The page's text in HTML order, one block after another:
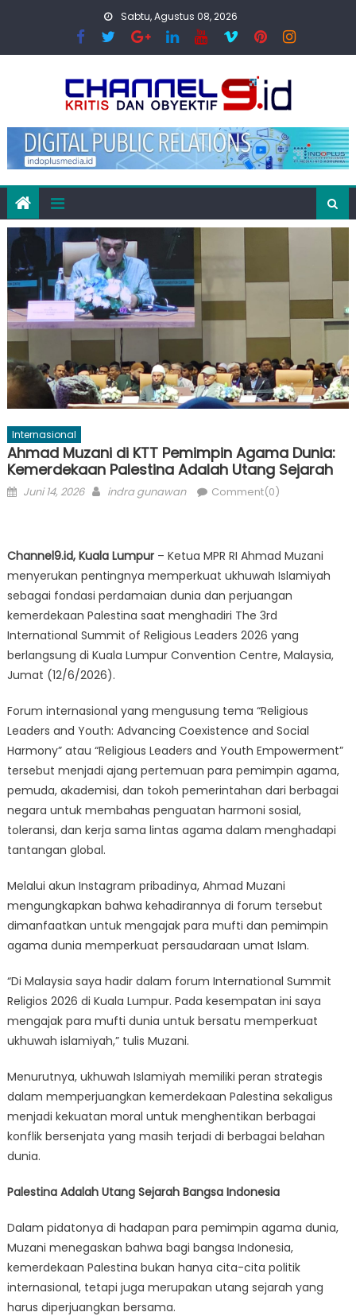
Sabtu, Agustus 08, 2026
Internasional
Ahmad Muzani di KTT Pemimpin Agama Dunia:
Kemerdekaan Palestina Adalah Utang Sejarah
Posted
Juni 14, 2026 Author
indra gunawan Comment(0)
Channel9.id, Kuala Lumpur– Ketua MPR RI Ahmad Muzani
menyerukan pentingnya memperkuat ukhuwah Islamiyah
sebagai fondasi perdamaian dunia dan perjuangan
kemerdekaan Palestina saat menghadiri The 3rd
International Summit of Religious Leaders 2026 yang
berlangsung di Kuala Lumpur Convention Centre, Malaysia,
Jumat (12/6/2026).
Forum internasional yang mengusung tema “Religious
Leaders and Youth: Advancing Coexistence and Social
Harmony” atau “Religious Leaders and Youth Empowerment”
tersebut menjadi ajang pertemuan para pemimpin agama,
pemuda, akademisi, dan tokoh pemerintahan dari berbagai
negara untuk membahas penguatan harmoni sosial,
toleransi, dan kerja sama lintas agama dalam menghadapi
tantangan global.
Melalui akun Instagram pribadinya, Ahmad Muzani
mengungkapkan bahwa kehadirannya di forum tersebut
dimanfaatkan untuk mengajak para mufti dan pemimpin
agama dunia memperkuat persaudaraan umat Islam.
“Di Malaysia saya hadir dalam forum International Summit
Religios 2026 di Kuala Lumpur. Pada kesempatan ini saya
mengajak para mufti dunia untuk bersatu memperkuat
ukhuwah islamiyah,” tulis Muzani.
Menurutnya, ukhuwah Islamiyah memiliki peran strategis
dalam memperjuangkan kemerdekaan Palestina sekaligus
menjadi kekuatan moral untuk menghentikan berbagai
konflik bersenjata yang masih terjadi di berbagai belahan
dunia.
Palestina Adalah Utang Sejarah Bangsa Indonesia
Dalam pidatonya di hadapan para pemimpin agama dunia,
Muzani menegaskan bahwa bagi bangsa Indonesia,
kemerdekaan Palestina bukan hanya cita-cita politik
internasional, tetapi juga merupakan utang sejarah yang
harus diperjuangkan bersama.